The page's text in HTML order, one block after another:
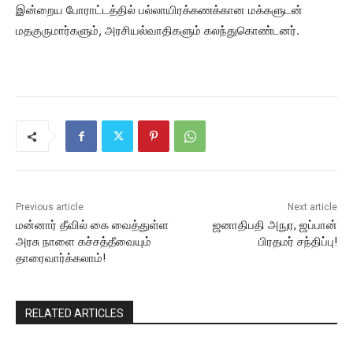
இன்றைய போராட்டத்தில் பல்லாயிரக்கணக்கான மக்களுடன்
மதகுருமார்களும், அரசியல்வாதிகளும் கலந்துகொண்டனர்.
Previous article
மன்னார் தீவில் கை வைத்துள்ள
அரசு நாளை கச்சத்தீவையும்
தாரைவார்க்கலாம்!
Next article
ஜனாதிபதி அநுர, ஜப்பான்
பிரதமர் சந்திப்பு!
RELATED ARTICLES